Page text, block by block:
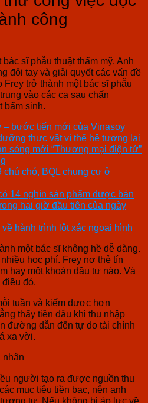
công
sĩ phẫu thuật thẩm mỹ. Anh
đôi tay và giải quyết các vấn đề
trở thành một bác sĩ phẫu
vào các ca sau chấn
bẩm sinh.
– bước tiến mới của Vinasoy
thực vật vì thế hệ tương lai
sóng mới “Thương mại điện tử”
chú chó, BQL chung cư ở
14 nghìn sản phẩm được bán
hai giờ đầu tiên của ngày
hành trình lột xác ngoại hình
một bác sĩ không hề dễ dàng.
học phí. Frey nợ thẻ tín
hay một khoản đầu tư nào. Và
đó.
tuần và kiếm được hơn
thấy tiền đâu khi thu nhập
đường dẫn đến tự do tài chính
xa vời.
nhân
người tạo ra được nguồn thu
mục tiêu tiền bạc, nên anh
tự. Nếu không bị áp lực về